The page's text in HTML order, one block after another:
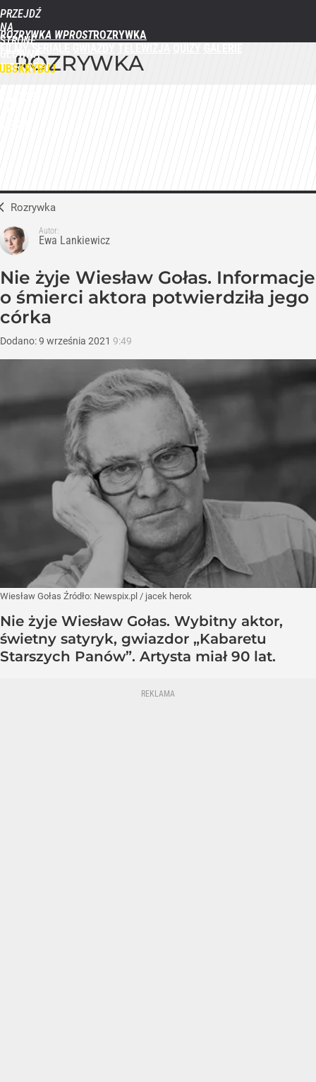
PRZEJDŹ
NA
STRONĘ
GŁÓWNĄ
WPROST.PL
ROZRYWKA WPROST
ROZRYWKA
Rozrywka
Autor:
Ewa Lankiewicz
Nie żyje Wiesław Gołas. Informacje
o śmierci aktora potwierdziła jego
córka
Dodano:9 września 2021 9:49
Wiesław Gołas Źródło: Newspix.pl / jacek herok
Nie żyje Wiesław Gołas. Wybitny aktor,
świetny satyryk, gwiazdor „Kabaretu
Starszych Panów”. Artysta miał 90 lat.